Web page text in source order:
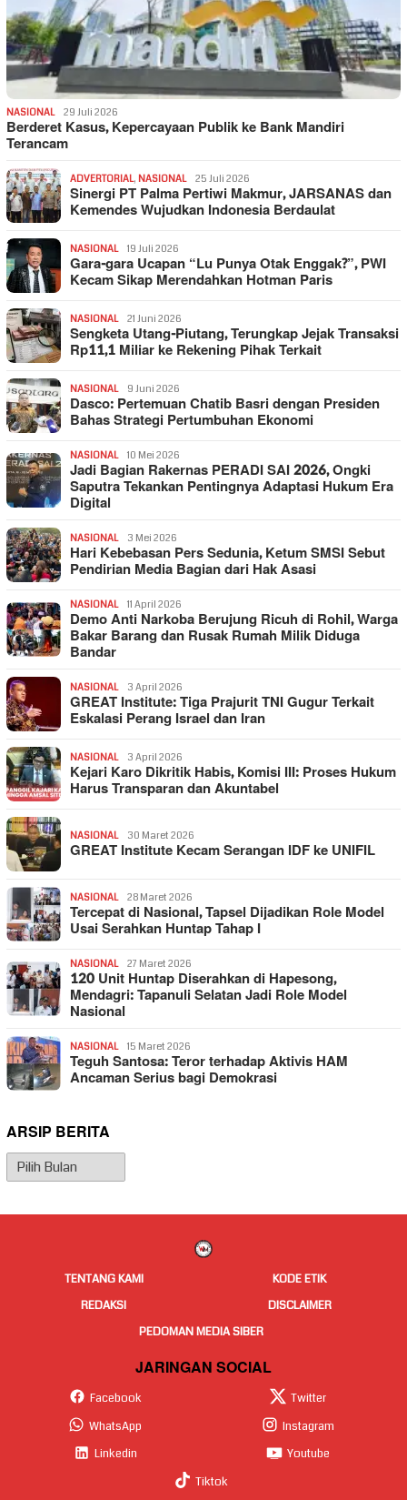
NASIONAL 29 Juli 2026
Berderet Kasus, Kepercayaan Publik ke Bank Mandiri
Terancam
ADVERTORIAL, NASIONAL 25 Juli 2026
Sinergi PT Palma Pertiwi Makmur, JARSANAS dan
Kemendes Wujudkan Indonesia Berdaulat
NASIONAL 19 Juli 2026
Gara-gara Ucapan “Lu Punya Otak Enggak?”, PWI
Kecam Sikap Merendahkan Hotman Paris
NASIONAL 21 Juni 2026
Sengketa Utang-Piutang, Terungkap Jejak Transaksi
Rp11,1 Miliar ke Rekening Pihak Terkait
NASIONAL 9 Juni 2026
Dasco: Pertemuan Chatib Basri dengan Presiden
Bahas Strategi Pertumbuhan Ekonomi
NASIONAL 10 Mei 2026
Jadi Bagian Rakernas PERADI SAI 2026, Ongki
Saputra Tekankan Pentingnya Adaptasi Hukum Era
Digital
NASIONAL 3 Mei 2026
Hari Kebebasan Pers Sedunia, Ketum SMSI Sebut
Pendirian Media Bagian dari Hak Asasi
NASIONAL 11 April 2026
Demo Anti Narkoba Berujung Ricuh di Rohil, Warga
Bakar Barang dan Rusak Rumah Milik Diduga
Bandar
NASIONAL 3 April 2026
GREAT Institute: Tiga Prajurit TNI Gugur Terkait
Eskalasi Perang Israel dan Iran
NASIONAL 3 April 2026
Kejari Karo Dikritik Habis, Komisi III: Proses Hukum
Harus Transparan dan Akuntabel
NASIONAL 30 Maret 2026
GREAT Institute Kecam Serangan IDF ke UNIFIL
NASIONAL 28 Maret 2026
Tercepat di Nasional, Tapsel Dijadikan Role Model
Usai Serahkan Huntap Tahap I
NASIONAL 27 Maret 2026
120 Unit Huntap Diserahkan di Hapesong,
Mendagri: Tapanuli Selatan Jadi Role Model
Nasional
NASIONAL 15 Maret 2026
Teguh Santosa: Teror terhadap Aktivis HAM
Ancaman Serius bagi Demokrasi
ARSIP BERITA
Arsip
Berita
TENTANG KAMI
KODE ETIK
REDAKSI
DISCLAIMER
PEDOMAN MEDIA SIBER
JARINGAN SOCIAL
Facebook
Twitter
WhatsApp
Instagram
Linkedin
Youtube
Tiktok